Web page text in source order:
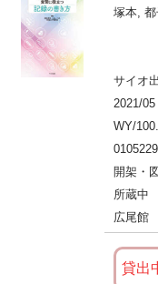
塚本,
サイオ
2021/05
WY/
0105229
開架・
所蔵中
広尾館
貸出